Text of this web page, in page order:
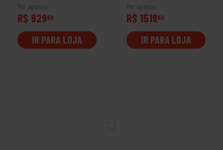
Por apenas
R$ 82999
IR PARA LOJA
Por apenas
R$ 151999
IR PARA LOJA